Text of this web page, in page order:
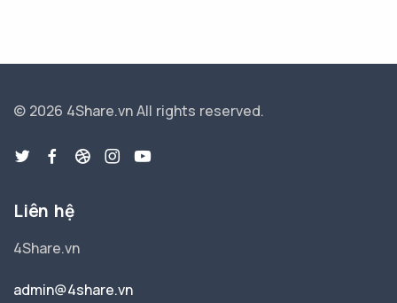
© 2026 4Share.vnAll rights reserved.
Liên hệ
4Share.vn
admin@4share.vn